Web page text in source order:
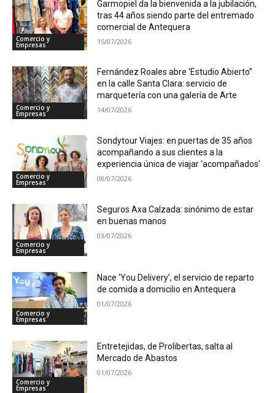
Comercio y
Empresas
Garmopiel da la bienvenida a la jubilación,
tras 44 años siendo parte del entremado
comercial de Antequera
15/07/2026
Comercio y
Empresas
Fernández Roales abre ‘Estudio Abierto”
en la calle Santa Clara: servicio de
marquetería con una galería de Arte
14/07/2026
Comercio y
Empresas
Sondytour Viajes: en puertas de 35 años
acompañando a sus clientes a la
experiencia única de viajar ‘acompañados’
08/07/2026
Comercio y
Empresas
Seguros Axa Calzada: sinónimo de estar
en buenas manos
03/07/2026
Comercio y
Empresas
Nace ‘You Delivery’, el servicio de reparto
de comida a domicilio en Antequera
01/07/2026
Comercio y
Empresas
Entretejidas, de Prolibertas, salta al
Mercado de Abastos
01/07/2026